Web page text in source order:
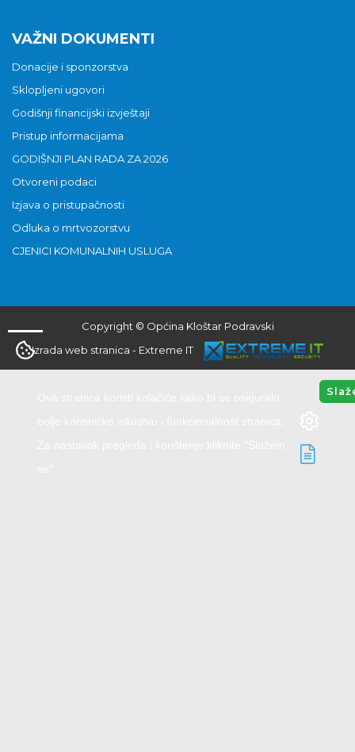
VAŽNI DOKUMENTI
Donacije i sponzorstva
Sklopljeni ugovori
Godišnji financijski izvještaji
Pristup informacijama
GODIŠNJI PLAN RADA ZA 2026
Otvoreni podaci
Izjava o pristupačnosti
Odluka o mrtvozorstvu
CJENICI KOMUNALNIH USLUGA
Copyright © Općina Kloštar Podravski
Izrada web stranica - Extreme IT